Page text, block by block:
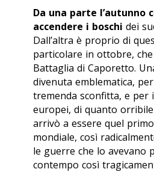
Da una parte l’autunno
accendere i boschi dei
Dall’altra è proprio di
particolare in ottobre,
Battaglia di Caporetto.
divenuta emblematica,
tremenda sconfitta, e per
europei, di quanto
arrivò a essere quel
mondiale, così
le guerre che lo avevano
contempo così